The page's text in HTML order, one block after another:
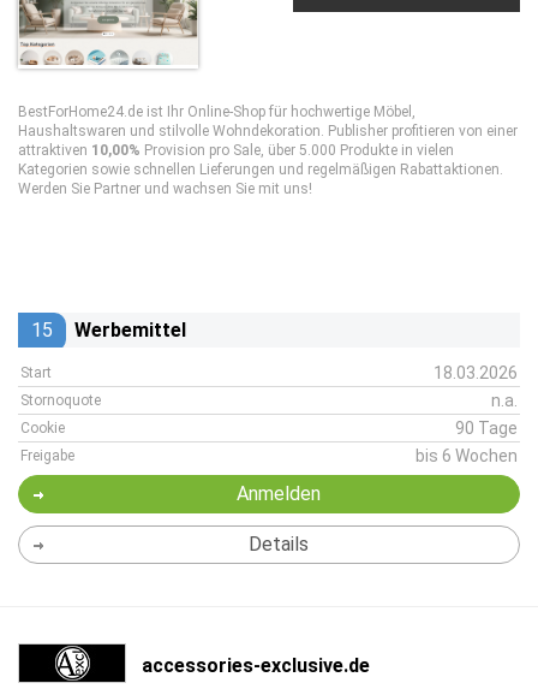
BestForHome24.de ist Ihr Online-Shop für hochwertige Möbel,
Haushaltswaren und stilvolle Wohndekoration. Publisher profitieren von einer
attraktiven 10,00% Provision pro Sale, über 5.000 Produkte in vielen
Kategorien sowie schnellen Lieferungen und regelmäßigen Rabattaktionen.
Werden Sie Partner und wachsen Sie mit uns!
15 Werbemittel
Start 18.03.2026
Stornoquote n.a.
Cookie 90 Tage
Freigabe bis 6 Wochen
Anmelden
Details
accessories-exclusive.de